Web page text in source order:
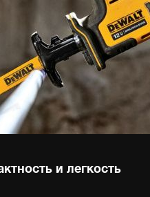
и легкость